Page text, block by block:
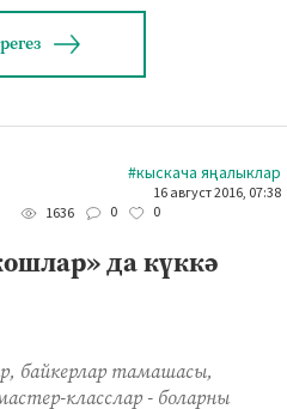
#кыскача яңалыклар
16 август 2016, 07:38
1636
0 0
да күккә
байкерлар тамашасы,
класслар - боларны